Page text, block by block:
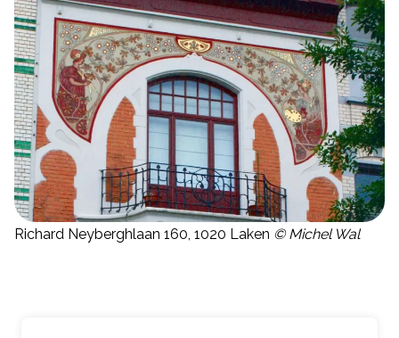
Richard Neyberghlaan 160, 1020 Laken © Michel Wal